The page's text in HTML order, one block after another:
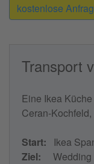
kostenlose
Transport
Eine Ikea
Ceran-
Start: Ikea
Ziel: Wedding